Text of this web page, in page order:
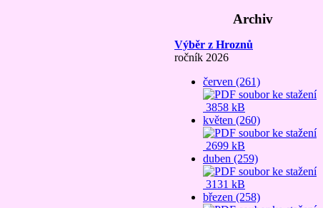
Archiv
Výběr z Hroznů
ročník 2026
červen (261)
3858 kB
květen (260)
2699 kB
duben (259)
3131 kB
březen (258)